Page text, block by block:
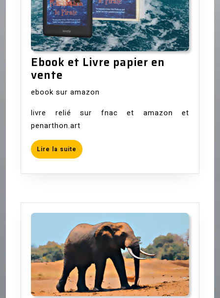
Ebook et Livre papier en
vente
et
Livre
papier
en
vente
ebook sur amazon
livre relié sur fnac et amazon et
penarthon.art
Lire la suite Lire
la